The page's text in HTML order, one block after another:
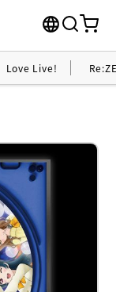
Love Live!